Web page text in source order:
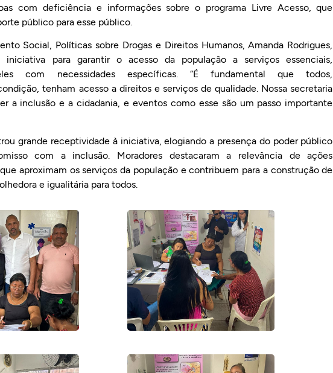
com deficiência e informações sobre o programa Livre Acesso, que
público para esse público.
Social, Políticas sobre Drogas e Direitos Humanos, Amanda Rodrigues,
para garantir o acesso da população a serviços essenciais,
com necessidades específicas. “É fundamental que todos,
tenham acesso a direitos e serviços de qualidade. Nossa secretaria
a inclusão e a cidadania, e eventos como esse são um passo importante
grande receptividade à iniciativa, elogiando a presença do poder público
com a inclusão. Moradores destacaram a relevância de ações
aproximam os serviços da população e contribuem para a construção de
e igualitária para todos.